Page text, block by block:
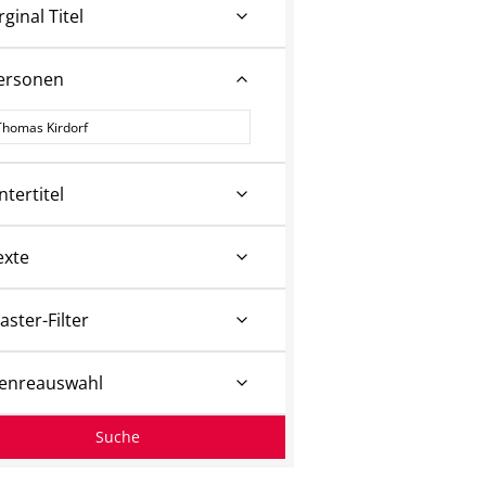
Titel
Filter
Suche